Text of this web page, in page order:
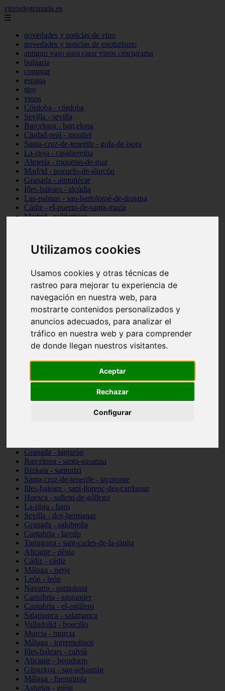
Utilizamos cookies
Usamos cookies y otras técnicas de
rastreo para mejorar tu experiencia de
navegación en nuestra web, para
mostrarte contenidos personalizados y
anuncios adecuados, para analizar el
tráfico en nuestra web y para comprender
de donde llegan nuestros visitantes.
Aceptar
Rechazar
Configurar
vinosdegranada.es
☰
novedades y noticias de vino
novedades y noticias de enoturismo
antiguo vaso para catar vinos crucigrama
bulgaria
comprar
espana
tipo
vinos
Córdoba - córdoba
Sevilla - sevilla
Barcelona - barcelona
Ciudad-real - montiel
Santa-cruz-de-tenerife - guía-de-isora
La-rioja - casalarreina
Almería - roquetas-de-mar
Madrid - pozuelo-de-alarcón
Granada - almuñécar
Illes-balears - alcúdia
Las-palmas - san-bartolomé-de-tirajana
Cádiz - el-puerto-de-santa-maría
Madrid - valdemoro
Cantabria - suances
Sevilla - bormujos
Málaga - júzcar
Huesca - alquézar
Huesca - castejón-de-sos
Lleida - alt-àneu
Córdoba - almedinilla
Navarra - zangoza
Cantabria - arenas-de-iguña
Barcelona - la-pobla-de-lillet
Murcia - cartagena
Madrid - nuevo-baztán
Granada - lanjarón
Barcelona - santa-susanna
Bizkaia - santurtzi
Santa-cruz-de-tenerife - tacoronte
Illes-balears - sant-llorenç-des-cardassar
Huesca - sallent-de-gállego
La-rioja - haro
Sevilla - dos-hermanas
Granada - salobreña
Cantabria - laredo
Tarragona - sant-carles-de-la-ràpita
Alicante - dénia
Cádiz - cádiz
Málaga - nerja
León - león
Navarra - pamplona
Cantabria - santander
Cantabria - el-astillero
Salamanca - salamanca
Valladolid - boecillo
Murcia - murcia
Málaga - torremolinos
Illes-balears - calvià
Alicante - benidorm
Gipuzkoa - san-sebastián
Málaga - fuengirola
Asturias - gijón